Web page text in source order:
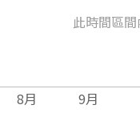
此時間區
8月 9月